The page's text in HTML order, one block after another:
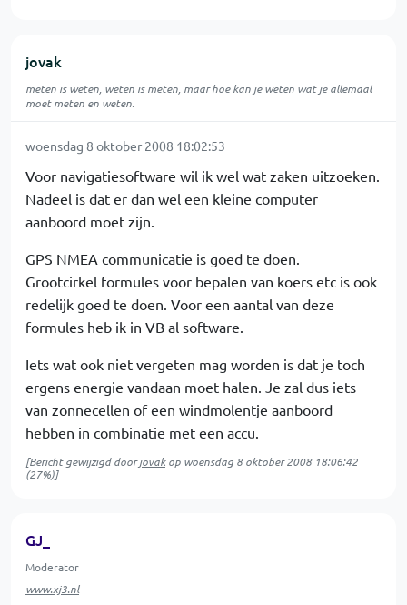
jovak
meten is weten, weten is meten, maar hoe kan je weten wat je allemaal
moet meten en weten.
woensdag 8 oktober 2008 18:02:53
Voor navigatiesoftware wil ik wel wat zaken uitzoeken.
Nadeel is dat er dan wel een kleine computer
aanboord moet zijn.
GPS NMEA communicatie is goed te doen.
Grootcirkel formules voor bepalen van koers etc is ook
redelijk goed te doen. Voor een aantal van deze
formules heb ik in VB al software.
Iets wat ook niet vergeten mag worden is dat je toch
ergens energie vandaan moet halen. Je zal dus iets
van zonnecellen of een windmolentje aanboord
hebben in combinatie met een accu.
[Bericht gewijzigd doorjovakop woensdag 8 oktober 2008 18:06:42
(27%)]
GJ_
Moderator
www.xj3.nl